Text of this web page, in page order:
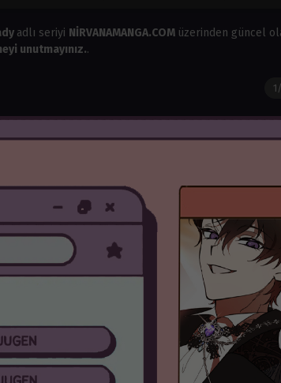
adlı seriyi NİRVANAMANGA.COM üzerinden güncel
unutmayınız..